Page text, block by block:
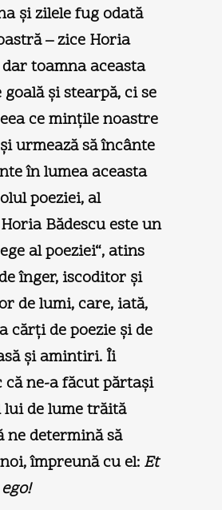
şi zilele fug odată
– zice Horia
dar toamna aceasta
şi stearpă, ci se
ce minţile noastre
urmează să încânte
în lumea aceasta
poeziei, al
Bădescu este un
al poeziei“, atins
înger, iscoditor şi
de lumi, care, iată,
cărţi de poezie şi de
şi amintiri. Îi
că ne-a făcut părtaşi
lui de lume trăită
ne determină să
împreună cu el: Et